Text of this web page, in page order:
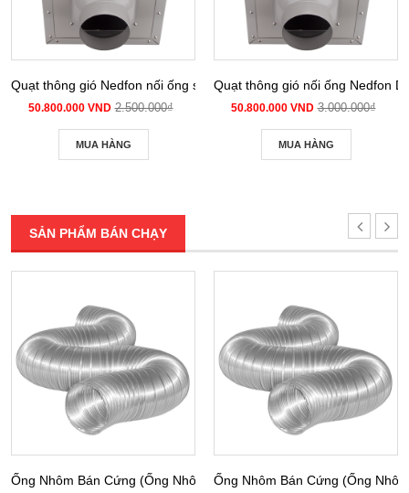
Quạt thông gió Nedfon nối ống siêu âm DPT 10-12B
50.800.000 VND 2.500.000₫
MUA HÀNG
Quạt thông gió nối ống Nedfon
50.800.000 VND 3.000.000₫
MUA HÀNG
SẢN PHẨM BÁN CHẠY
Ống Nhôm Bán Cứng (Ống Nhôm Nhún) phi 100Ống Nhôm Bán Cứng (Ống